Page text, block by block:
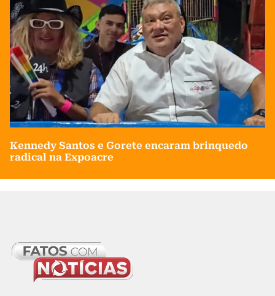
Kennedy Santos e Gorete encaram brinquedo
radical na Expoacre